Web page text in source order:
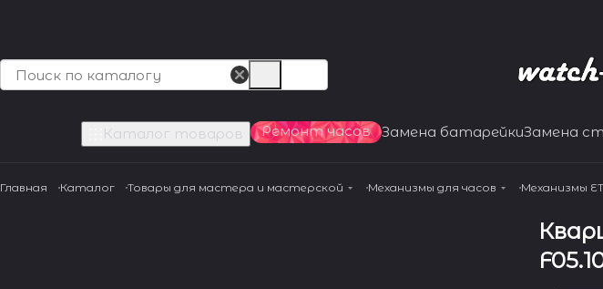
Каталог товаров Ремонт часов Замена батарейкиЗамена
Главная Каталог Товары для мастера и мастерской Механизмы для часов Механизмы